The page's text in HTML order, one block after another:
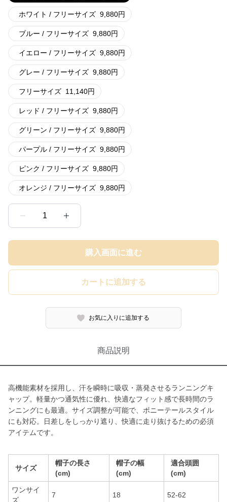
ホワイト / フリーサイズ 9,880円
ブルー / フリーサイズ 9,880円
イエロー / フリーサイズ 9,880円
グレー / フリーサイズ 9,880円
フリーサイズ 11,140円
レッド / フリーサイズ 9,880円
グリーン / フリーサイズ 9,880円
パープル / フリーサイズ 9,880円
ピンク / フリーサイズ 9,880円
オレンジ / フリーサイズ 9,880円
1
購入画面に進む
カートに追加する
お気に入りに追加する
商品説明
高機能素材を採用し、汗を瞬時に吸収・蒸発させるランニングキ
ャップ。軽量かつ通気性に優れ、快適なフィット感で長時間のラ
ンニングにも最適。サイズ調整が可能で、ポニーテールスタイル
にも対応。日差しをしっかり遮り、快適に走り抜けるための必須
アイテムです。
サイズ
帽子の長さ
(cm)
帽子の幅
(cm)
適合頭囲
(cm)
ワンサイ
ズ
7 18 52-62